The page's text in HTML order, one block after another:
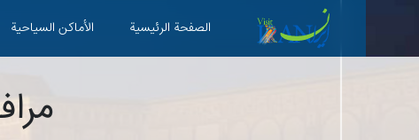
الصفحة الرئیسية الأماکن السیاحية